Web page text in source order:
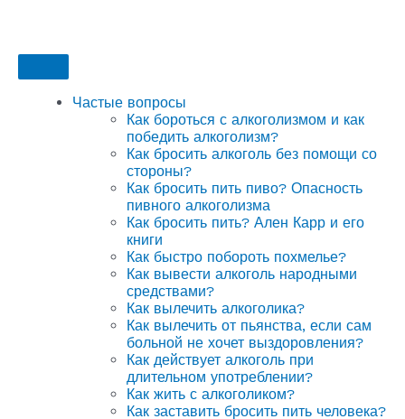
Частые вопросы
Как бороться с алкоголизмом и как
победить алкоголизм?
Как бросить алкоголь без помощи со
стороны?
Как бросить пить пиво? Опасность
пивного алкоголизма
Как бросить пить? Ален Карр и его
книги
Как быстро побороть похмелье?
Как вывести алкоголь народными
средствами?
Как вылечить алкоголика?
Как вылечить от пьянства, если сам
больной не хочет выздоровления?
Как действует алкоголь при
длительном употреблении?
Как жить с алкоголиком?
Как заставить бросить пить человека?